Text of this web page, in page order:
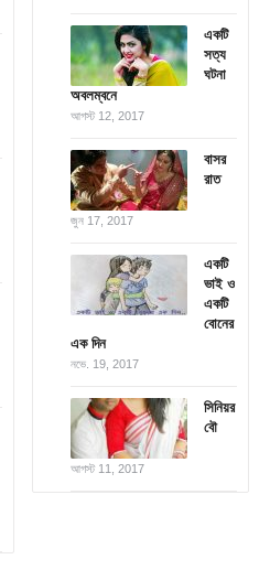
একটি
সত্য
ঘটনা
অবলম্বনে
আগস্ট 12, 2017
বাসর
রাত
জুন 17, 2017
একটি
ভাই ও
একটি
বোনের
এক দিন
নভে. 19, 2017
সিনিয়র
বৌ
আগস্ট 11, 2017